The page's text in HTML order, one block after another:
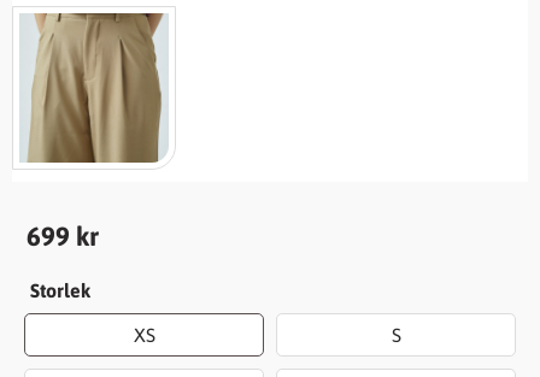
699 kr
Storlek
XS S